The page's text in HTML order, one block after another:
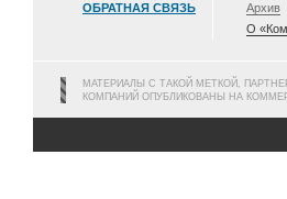
ОБРАТНАЯ СВЯЗЬ Архив
О
МАТЕРИАЛЫ С ТАКОЙ МЕТКОЙ,
КОМПАНИЙ ОПУБЛИКОВАНЫ НА